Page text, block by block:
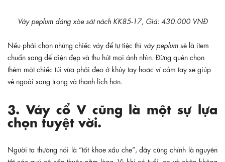
Váy peplum dáng xòe sát nách KK85-17, Giá: 430.000 VNĐ
Nếu phải chọn những chiếc váy để tự tiệc thì váy peplum sẽ là item
chuẩn sang để diện đẹp và thu hút mọi ánh nhìn. Đừng quên chọn
thêm một chiếc túi vừa phải đeo ở khủy tay hoặc ví cầm tay sẽ giúp
vẻ ngoài sang trọng và thanh lịch hơn.
3. Váy cổ V cũng là một sự lựa
chọn tuyệt vời.
Người ta thường nói là “tốt khoe xấu che”, đây cũng chính là nguyên